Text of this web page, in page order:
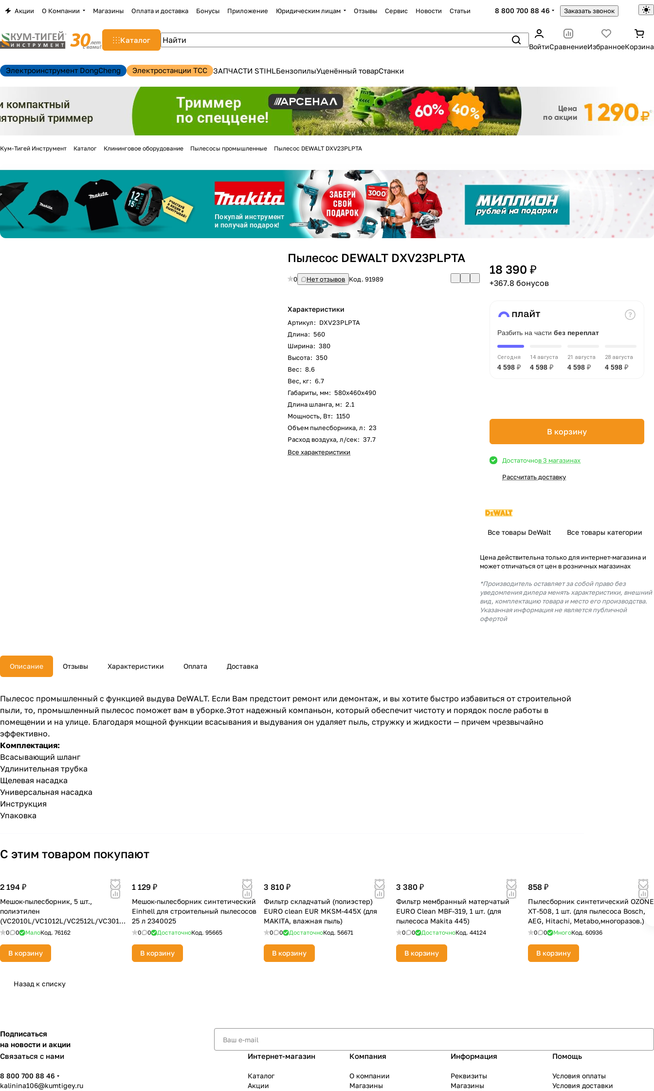
Акции О Компании Магазины Оплата и доставка Бонусы Приложение Юридическим лицам Отзывы Сервис Новости Статьи 8 800 700 88 46 Заказать звонок
Каталог
ВойтиСравнениеИзбранноеКорзина
Электроинструмент DongCheng Электростанции TCC ЗАПЧАСТИ STIHLБензопилыУценённый товарСтанки
Кум-Тигей Инструмент Каталог Клининговое оборудование Пылесосы промышленные Пылесос DEWALT DXV23PLPTA
Пылесос DEWALT DXV23PLPTA
0 Нет отзывов Код.91989
Характеристики
Артикул: DXV23PLPTA
Длина: 560
Ширина: 380
Высота: 350
Вес: 8.6
Вес, кг: 6.7
Габариты, мм: 580х460х490
Длина шланга, м: 2.1
Мощность, Вт: 1150
Объем пылесборника, л: 23
Расход воздуха, л/сек: 37.7
Все характеристики
18 390 ₽
+367.8 бонусов
Разбить на части без переплат
Сегодня
4 598 ₽
14 августа
4 598 ₽
21 августа
4 598 ₽
28 августа
4 598 ₽
В корзину
Достаточнов 3 магазинах
Рассчитать доставку
Все товары DeWalt Все товары категории
Цена действительна только для интернет-магазина и
может отличаться от цен в розничных магазинах
*Производитель оставляет за собой право без
уведомления дилера менять характеристики, внешний
вид, комплектацию товара и место его производства.
Указанная информация не является публичной
офертой
Описание Отзывы Характеристики Оплата Доставка
Пылесос промышленный с функцией выдува DеWАLТ. Если Вам предстоит ремонт или демонтаж, и вы хотите быстро избавиться от строительной
пыли, то, промышленный пылесос поможет вам в уборке.Этот надежный компаньон, который обеспечит чистоту и порядок после работы в
помещении и на улице. Благодаря мощной функции всасывания и выдувания он удаляет пыль, стружку и жидкости — причем чрезвычайно
эффективно.
Комплектация:
Всасывающий шланг
Удлинительная трубка
Щелевая насадка
Универсальная насадка
Инструкция
Упаковка
С этим товаром покупают
2 194 ₽
Мешок-пылесборник, 5 шт.,
полиэтилен
(VC2010L/VC1012L/VC2512L/VC3011
L) Makita P-70297
0 0 МалоКод. 76162
В корзину
1 129 ₽
Мешок-пылесборник синтетический
Einhell для строительный пылесосов
25 л 2340025
0 0 ДостаточноКод.95665
В корзину
3 810 ₽
Фильтр складчатый (полиэстер)
EURO clean EUR MKSM-445X (для
MAKITA, влажная пыль)
0 0 ДостаточноКод.56671
В корзину
3 380 ₽
Фильтр мембранный матерчатый
EURO Clean MBF-319, 1 шт. (для
пылесоса Makita 445)
0 0 ДостаточноКод. 44124
В корзину
858 ₽
Пылесборник синтетический OZONE
XT-508, 1 шт. (для пылесоса Bosch,
AEG, Hitachi, Metabo,многоразов.)
0 0 МногоКод. 60936
В корзину
Назад к списку
Подписаться
на новости и акции
Связаться с нами
8 800 700 88 46
kalinina106@kumtigey.ru
Интернет-магазин
Каталог
Акции
Компания
О компании
Магазины
Информация
Реквизиты
Магазины
Помощь
Условия оплаты
Условия доставки
Закрыть
Разбейтеоплату
на частибез переплат
График платежей
Добавляйте товары в корзину
Оплачивайте сегодня только
% картой любого банка
Получайте товарвыбранный способом
% будут списываться
с вашей картыпо25%каждые 2 недели
раз в 2 недели